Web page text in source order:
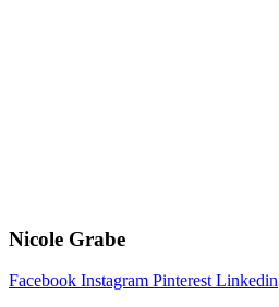
Nicole Grabe
Facebook Instagram Pinterest Linkedin